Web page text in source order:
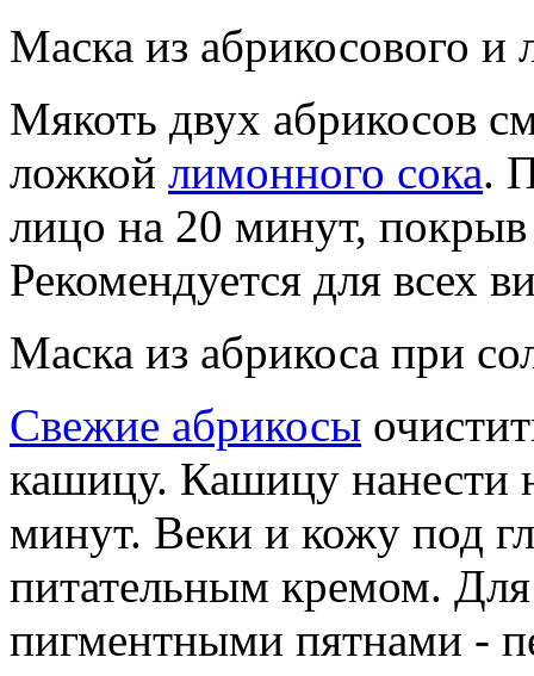
Маска из абрикосового и
Мякоть двух абрикосов
ложкой лимонного сока.
лицо на 20 минут,
Рекомендуется для всех
Маска из абрикоса при
Свежие абрикосы
кашицу. Кашицу
минут. Веки и кожу под
питательным кремом.
пигментными пятнами -